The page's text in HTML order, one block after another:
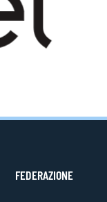
FEDERAZIONE